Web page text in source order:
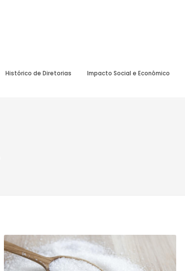
Histórico de Diretorias Impacto Social e Econômico